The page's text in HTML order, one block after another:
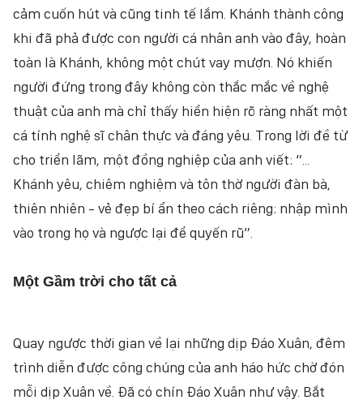
cảm cuốn hút và cũng tinh tế lắm. Khánh thành công
khi đã phả được con người cá nhân anh vào đây, hoàn
toàn là Khánh, không một chút vay mượn. Nó khiến
người đứng trong đây không còn thắc mắc về nghệ
thuật của anh mà chỉ thấy hiển hiện rõ ràng nhất một
cá tính nghệ sĩ chân thực và đáng yêu. Trong lời đề từ
cho triển lãm, một đồng nghiệp của anh viết: “...
Khánh yêu, chiêm nghiệm và tôn thờ người đàn bà,
thiên nhiên - vẻ đẹp bí ẩn theo cách riêng: nhập mình
vào trong họ và ngược lại để quyến rũ”.
Một Gầm trời cho tất cả
Quay ngược thời gian về lại những dịp Đáo Xuân, đêm
trình diễn được công chúng của anh háo hức chờ đón
mỗi dịp Xuân về. Đã có chín Đáo Xuân như vậy. Bắt